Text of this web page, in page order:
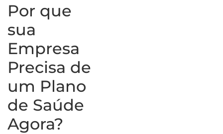
Por que
sua
Empresa
Precisa de
um Plano
de Saúde
Agora?